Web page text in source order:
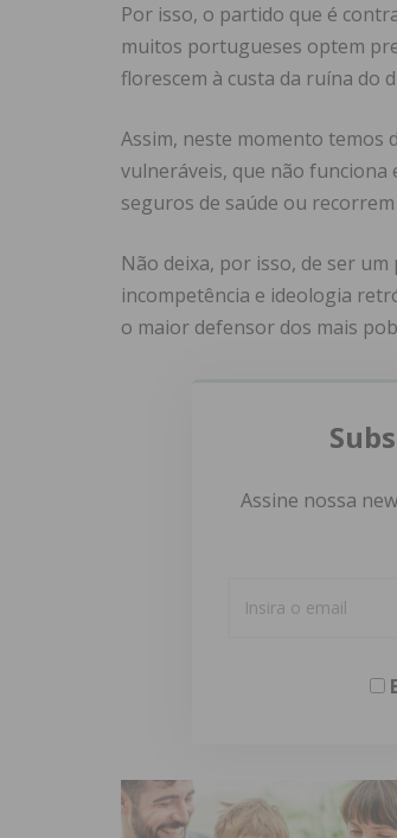
Por isso, o partido que é
muitos portugueses optem
florescem à custa da ruína do
Assim, neste momento temos
vulneráveis, que não funciona
seguros de saúde ou
Não deixa, por isso, de ser
incompetência e ideologia
o maior defensor dos mais
Assine nossa